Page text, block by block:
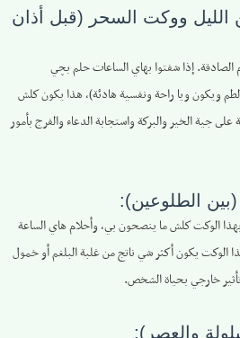
الليل ووكت السحر (قبل أذان
إذا شفتوا بهاي الساعات حلم بچي
ويكون ويا راحة ونفسية هادئة)، هذا يكون كلش
على جية الخير والبركة واستجابة الدعاء والفرج بأمور
(بين الطلوعين):
بهذا الوكت كلش ما ينصحون بي، وأحلام هاي الساعة
الوكت يكون أكثر شي ناتج من غلبة البلغم أو خمول
خارجي بحياة الشخص.
والعصر):